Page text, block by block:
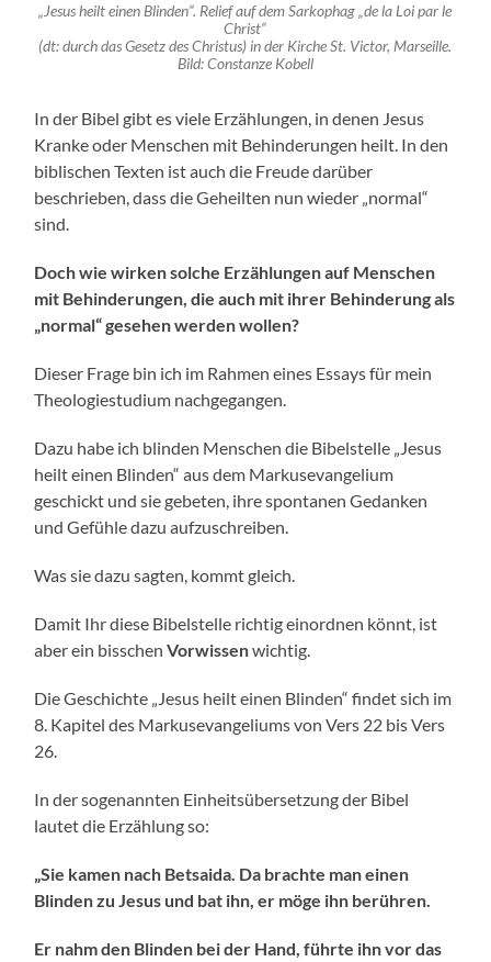
„Jesus heilt einen Blinden“. Relief auf dem Sarkophag „de la Loi par le
Christ“
(dt: durch das Gesetz des Christus) in der Kirche St. Victor, Marseille.
Bild: Constanze Kobell
In der Bibel gibt es viele Erzählungen, in denen Jesus
Kranke oder Menschen mit Behinderungen heilt. In den
biblischen Texten ist auch die Freude darüber
beschrieben, dass die Geheilten nun wieder „normal“
sind.
Doch wie wirken solche Erzählungen auf Menschen
mit Behinderungen, die auch mit ihrer Behinderung als
„normal“ gesehen werden wollen?
Dieser Frage bin ich im Rahmen eines Essays für mein
Theologiestudium nachgegangen.
Dazu habe ich blinden Menschen die Bibelstelle „Jesus
heilt einen Blinden“ aus dem Markusevangelium
geschickt und sie gebeten, ihre spontanen Gedanken
und Gefühle dazu aufzuschreiben.
Was sie dazu sagten, kommt gleich.
Damit Ihr diese Bibelstelle richtig einordnen könnt, ist
aber ein bisschenVorwissenwichtig.
Die Geschichte „Jesus heilt einen Blinden“ findet sich im
8. Kapitel des Markusevangeliums von Vers 22 bis Vers
26.
In der sogenannten Einheitsübersetzung der Bibel
lautet die Erzählung so:
„Sie kamen nach Betsaida. Da brachte man einen
Blinden zu Jesus und bat ihn, er möge ihn berühren.
Er nahm den Blinden bei der Hand, führte ihn vor das